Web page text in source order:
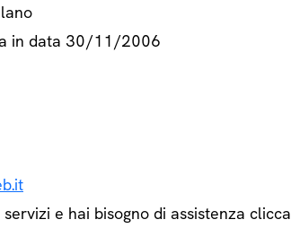
in data 30/11/2006
e hai bisogno di assistenza clicca